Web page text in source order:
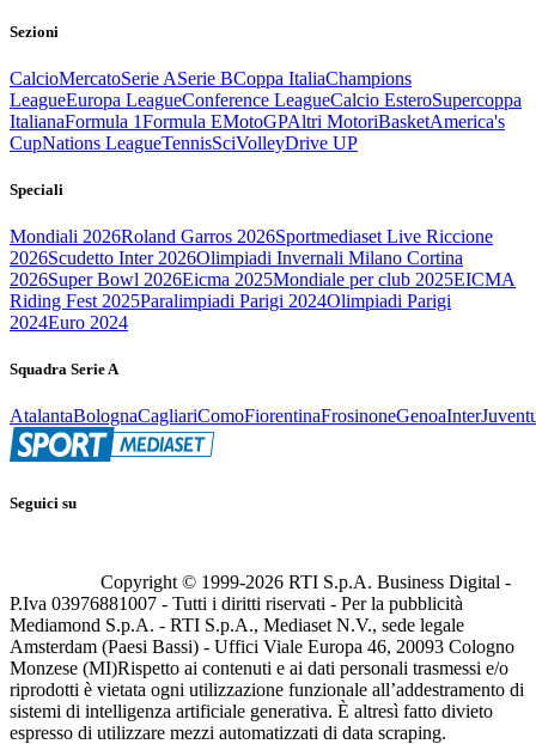
Sezioni
CalcioMercatoSerie ASerie BCoppa ItaliaChampions
LeagueEuropa LeagueConference LeagueCalcio EsteroSupercoppa
ItalianaFormula 1Formula EMotoGPAltri MotoriBasketAmerica's
CupNations LeagueTennisSciVolleyDrive UP
Speciali
Mondiali 2026Roland Garros 2026Sportmediaset Live Riccione
2026Scudetto Inter 2026Olimpiadi Invernali Milano Cortina
2026Super Bowl 2026Eicma 2025Mondiale per club 2025EICMA
Riding Fest 2025Paralimpiadi Parigi 2024Olimpiadi Parigi
2024Euro 2024
Squadra Serie A
AtalantaBolognaCagliariComoFiorentinaFrosinoneGenoaInter
Seguici su
Copyright © 1999-2026 RTI S.p.A. Business Digital -
P.Iva 03976881007 - Tutti i diritti riservati - Per la pubblicità
Mediamond S.p.A. - RTI S.p.A., Mediaset N.V., sede legale
Amsterdam (Paesi Bassi) - Uffici Viale Europa 46, 20093 Cologno
Monzese (MI)Rispetto ai contenuti e ai dati personali trasmessi e/o
riprodotti è vietata ogni utilizzazione funzionale all’addestramento di
sistemi di intelligenza artificiale generativa. È altresì fatto divieto
espresso di utilizzare mezzi automatizzati di data scraping.